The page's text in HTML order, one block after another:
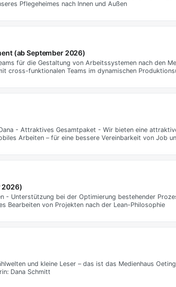
Pflegeheimes nach Innen und Außen
(ab September 2026)
für die Gestaltung von Arbeitssystemen nach den
cross-funktionalen Teams im dynamischen
- Attraktives Gesamtpaket - Wir bieten eine
Arbeiten – für eine bessere Vereinbarkeit von Job
2026)
Unterstützung bei der Optimierung bestehender
Bearbeiten von Projekten nach der Lean-Philosophie
und kleine Leser – das ist das Medienhaus
Dana Schmitt